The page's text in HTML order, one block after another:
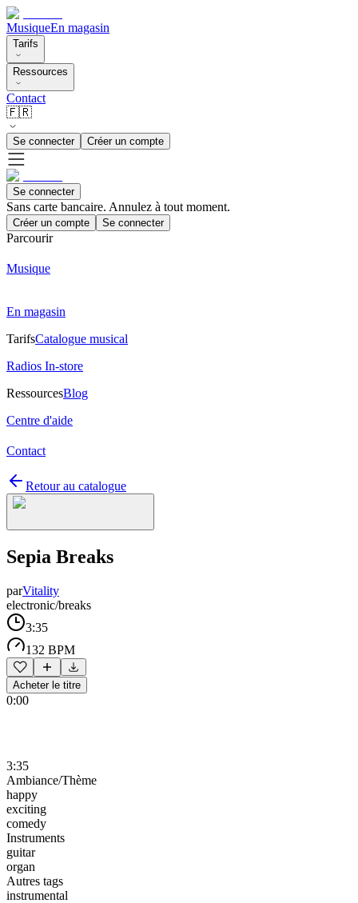
MusiqueEn magasin
Tarifs
Ressources
Contact
🇫🇷
Se connecter Créer un compte
Se connecter
Sans carte bancaire. Annulez à tout moment.
Créer un compte Se connecter
Parcourir
Musique
En magasin
TarifsCatalogue musical
Radios In-store
RessourcesBlog
Centre d'aide
Contact
Retour au catalogue
Sepia Breaks
parVitality
electronic/breaks
3:35
132 BPM
Acheter le titre
0:00
3:35
Ambiance/Thème
happy
exciting
comedy
Instruments
guitar
organ
Autres tags
instrumental